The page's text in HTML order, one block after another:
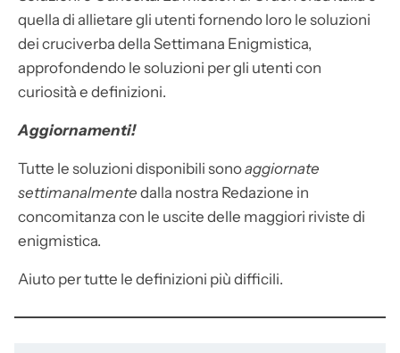
quella di allietare gli utenti fornendo loro le soluzioni
dei cruciverba della Settimana Enigmistica,
approfondendo le soluzioni per gli utenti con
curiosità e definizioni.
Aggiornamenti!
Tutte le soluzioni disponibili sonoaggiornate
settimanalmente dalla nostra Redazione in
concomitanza con le uscite delle maggiori riviste di
enigmistica.
Aiuto per tutte le definizioni più difficili.